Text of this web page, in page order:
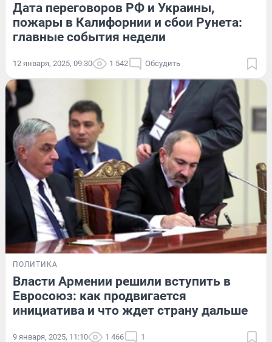
Дата переговоров РФ и Украины,
пожары в Калифорнии и сбои Рунета:
главные события недели
12 января, 2025, 09:30 1 542 Обсудить
ПОЛИТИКА
Власти Армении решили вступить в
Евросоюз: как продвигается
инициатива и что ждет страну дальше
9 января, 2025, 11:10 1 466 1